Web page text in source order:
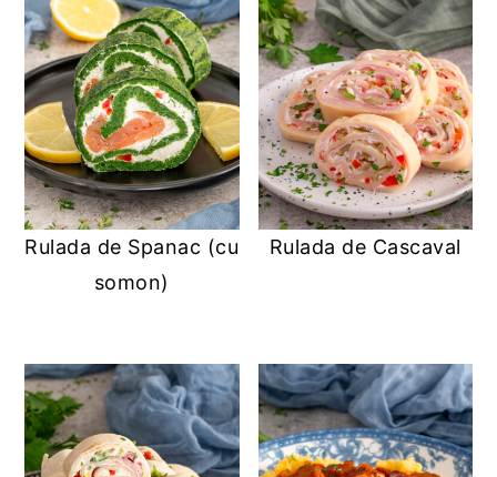
Rulada de Spanac (cu
somon)
Rulada de Cascaval